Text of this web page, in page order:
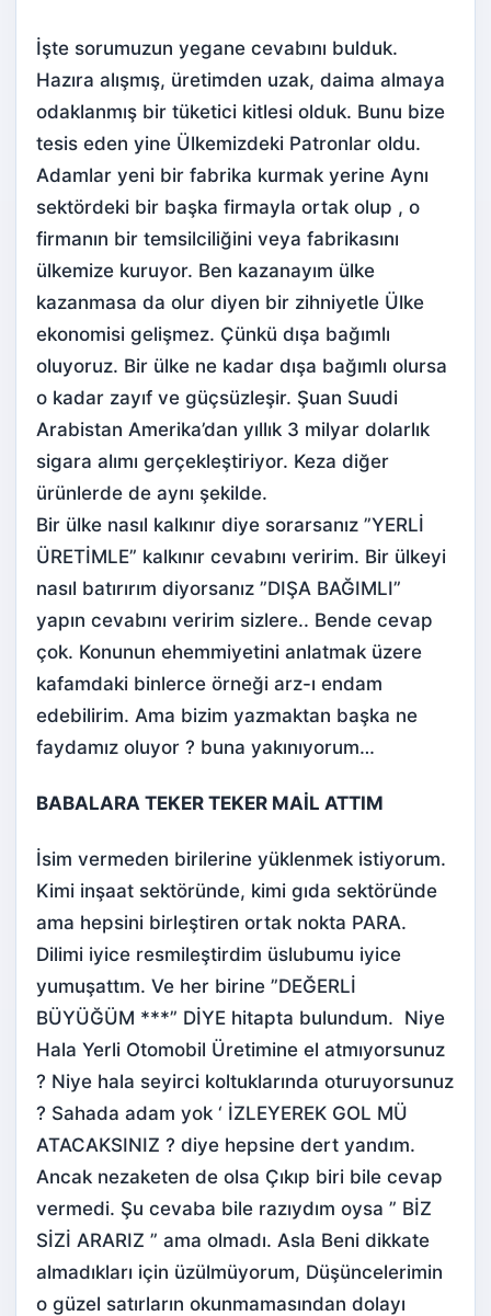
İşte sorumuzun yegane cevabını bulduk.
Hazıra alışmış, üretimden uzak, daima almaya
odaklanmış bir tüketici kitlesi olduk. Bunu bize
tesis eden yine Ülkemizdeki Patronlar oldu.
Adamlar yeni bir fabrika kurmak yerine Aynı
sektördeki bir başka firmayla ortak olup , o
firmanın bir temsilciliğini veya fabrikasını
ülkemize kuruyor. Ben kazanayım ülke
kazanmasa da olur diyen bir zihniyetle Ülke
ekonomisi gelişmez. Çünkü dışa bağımlı
oluyoruz. Bir ülke ne kadar dışa bağımlı olursa
o kadar zayıf ve güçsüzleşir. Şuan Suudi
Arabistan Amerika’dan yıllık 3 milyar dolarlık
sigara alımı gerçekleştiriyor. Keza diğer
ürünlerde de aynı şekilde.
Bir ülke nasıl kalkınır diye sorarsanız ”YERLİ
ÜRETİMLE” kalkınır cevabını veririm. Bir ülkeyi
nasıl batırırım diyorsanız ”DIŞA BAĞIMLI”
yapın cevabını veririm sizlere.. Bende cevap
çok. Konunun ehemmiyetini anlatmak üzere
kafamdaki binlerce örneği arz-ı endam
edebilirim. Ama bizim yazmaktan başka ne
faydamız oluyor ? buna yakınıyorum…
BABALARA TEKER TEKER MAİL ATTIM
İsim vermeden birilerine yüklenmek istiyorum.
Kimi inşaat sektöründe, kimi gıda sektöründe
ama hepsini birleştiren ortak nokta PARA.
Dilimi iyice resmileştirdim üslubumu iyice
yumuşattım. Ve her birine ”DEĞERLİ
BÜYÜĞÜM ***” DİYE hitapta bulundum. Niye
Hala Yerli Otomobil Üretimine el atmıyorsunuz
? Niye hala seyirci koltuklarında oturuyorsunuz
? Sahada adam yok ‘ İZLEYEREK GOL MÜ
ATACAKSINIZ ? diye hepsine dert yandım.
Ancak nezaketen de olsa Çıkıp biri bile cevap
vermedi. Şu cevaba bile razıydım oysa ” BİZ
SİZİ ARARIZ ” ama olmadı. Asla Beni dikkate
almadıkları için üzülmüyorum, Düşüncelerimin
o güzel satırların okunmamasından dolayı